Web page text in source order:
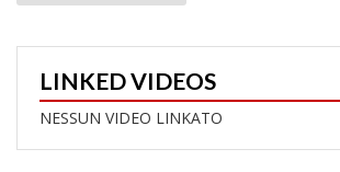
LINKED VIDEOS
NESSUN VIDEO LINKATO